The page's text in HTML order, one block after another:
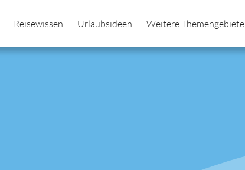
Reisewissen Urlaubsideen Weitere Themengebiete